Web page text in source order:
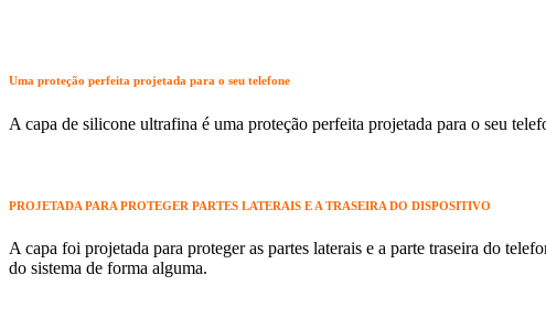
Uma proteção perfeita projetada para o seu telefone
A capa de silicone ultrafina é uma proteção perfeita projetada para o seu
PROJETADA PARA PROTEGER PARTES LATERAIS E A TRASEIRA DO DISPOSITIVO
A capa foi projetada para proteger as partes laterais e a parte traseira do
do sistema de forma alguma.